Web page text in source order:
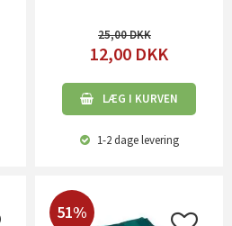
25,00
12,00 DKK
LÆG I KURVEN
1-2 dagelevering
51%